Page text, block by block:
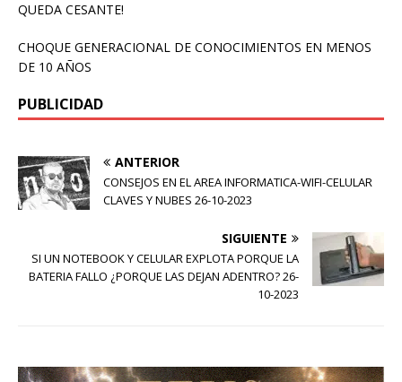
QUEDA CESANTE!
CHOQUE GENERACIONAL DE CONOCIMIENTOS EN MENOS
DE 10 AÑOS
PUBLICIDAD
ANTERIOR
CONSEJOS EN EL AREA INFORMATICA-WIFI-CELULAR
CLAVES Y NUBES 26-10-2023
SIGUIENTE
SI UN NOTEBOOK Y CELULAR EXPLOTA PORQUE LA
BATERIA FALLO ¿PORQUE LAS DEJAN ADENTRO? 26-
10-2023